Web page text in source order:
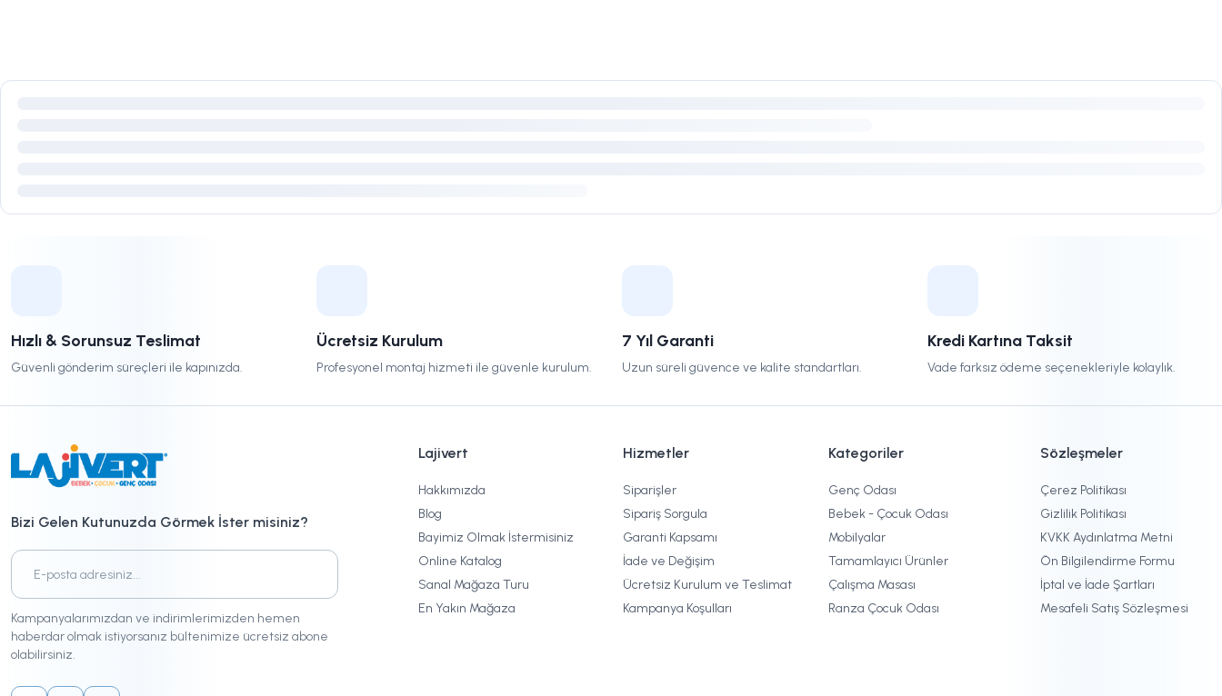
Hızlı & Sorunsuz Teslimat
Güvenli gönderim süreçleri ile kapınızda.
Ücretsiz Kurulum
Profesyonel montaj hizmeti ile güvenle kurulum.
7 Yıl Garanti
Uzun süreli güvence ve kalite standartları.
Kredi Kartına Taksit
Vade farksız ödeme seçenekleriyle kolaylık.
Lajivert
Hakkımızda
Blog
Bayimiz Olmak İstermisiniz
Online Katalog
Sanal Mağaza Turu
En Yakın Mağaza
Hizmetler
Siparişler
Sipariş Sorgula
Garanti Kapsamı
İade ve Değişim
Ücretsiz Kurulum ve Teslimat
Kampanya Koşulları
Kategoriler
Genç Odası
Bebek - Çocuk Odası
Mobilyalar
Tamamlayıcı Ürünler
Çalışma Masası
Ranza Çocuk Odası
Sözleşmeler
Çerez Politikası
Gizlilik Politikası
KVKK Aydınlatma Metni
Ön Bilgilendirme Formu
İptal ve İade Şartları
Mesafeli Satış Sözleşmesi
Bizi Gelen Kutunuzda Görmek İster misiniz?
Kampanyalarımızdan ve indirimlerimizden hemen
haberdar olmak istiyorsanız bültenimize ücretsiz abone
olabilirsiniz.